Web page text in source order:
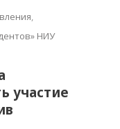
,
НИУ
участие